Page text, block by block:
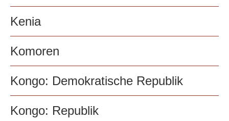
Kenia
Komoren
Kongo: Demokratische Republik
Kongo: Republik